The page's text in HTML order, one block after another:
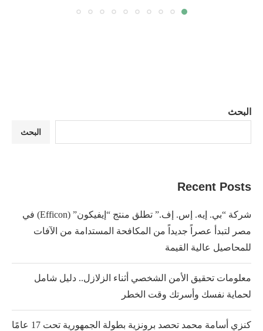
البحث
البحث
Recent Posts
شركة “بي. إيه. إس. إف.” تطلق منتج “إيفيكون” (Efficon) في
مصر لتبدأ عصراً جديداً من المكافحة المستدامة من الآفات
للمحاصيل عالية القيمة
معلومات تحقيق الأمن الشخصي أثناء الزلازل.. دليل شامل
لحماية نفسك وأسرتك وقت الخطر
كنزي أسامة محمد تحصد برونزية بطولة الجمهورية تحت 17 عامًا